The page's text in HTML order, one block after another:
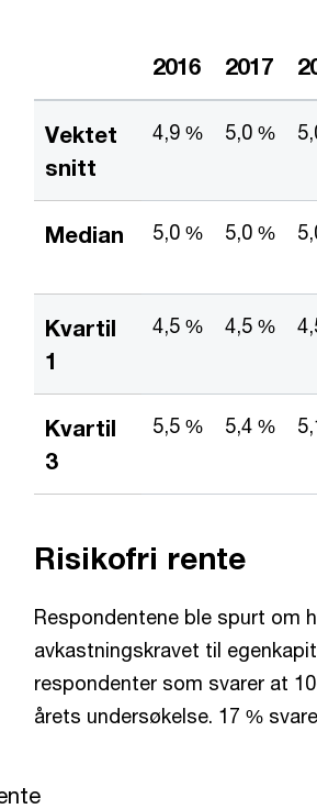
2016 2017
Vektet
snitt
4,9 % 5,0 %
Median 5,0 % 5,0 %
Kvartil
1
4,5 % 4,5 %
Kvartil
3
5,5 % 5,4 %
Risikofri rente
Respondentene ble spurt om
avkastningskravet til
respondenter som svarer at
årets undersøkelse. 17 %